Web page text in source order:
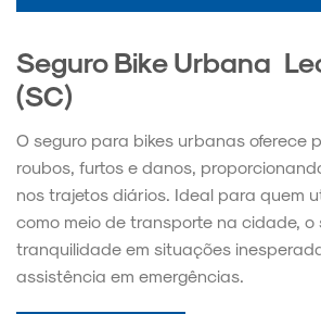
Seguro Bike Urbana
(SC)
O seguro para bikes urbanas oferece
roubos, furtos e danos,
nos trajetos diários. Ideal para quem
como meio de transporte na cidade, o
tranquilidade em situações
assistência em emergências.